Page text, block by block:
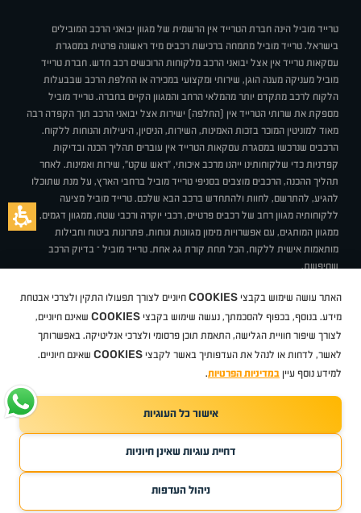
חפשו עבורי קנו ממני
טרייד מוביל הינה חברת הטרייד אין הרשמית של מגוון יבואני הרכב המובילים
בישראל. טרייד מוביל מתמחה ברכישת רכבים מיד ראשונה פרטית במסגרת
עסקאות טרייד אין אצל יבואני הרכב מלקוחות הרוכשים רכב חדש. חברת טרייד
מוביל מעניקה מענה הוגן, שירותי ומקצועי במכירה או החלפת הרכב שבבעלות
הלקוח לרכב מתקדם יותר מהמלאי הרחב והמגוון הקיים בחברה. טרייד מוביל
מספקת את שרותי הטרייד אין (החלפה) ישירות אצל יבואני הרכב תוך הקפדה רבה
מאוד למוניטין המוכר בזכות האמינות, השירות, הניסיון, היעילות והנוחות ללקוח.
הרכבים שנרכשו במסגרת עסקאות הטרייד אין עוברים תהליך הכנה ובדיקות
קפדניות כדי שלקוחותינו ייהנו מרכב איכותי, "ראש שקט", שירות ואמינות. לאחר
תהליך ההכנה, הרכבים מוצבים בסניפי טרייד מוביל ברחבי הארץ, על מנת שתוכלו
להגיע, להתרשם, לחוות ולהתחדש ברכב הבא שלכם. טרייד מוביל מציעה
ללקוחותיה מגוון רחב של רכבים פרטיים, רכבי יוקרה ורכבי שטח, ממגוון דגמים,
ממגוון המותגים, עם אפשרויות מימון מגוונות ונוחות, פתרונות ביטוח וחבילות
מותאמות אישית ללקוח, הכל תחת קורת גג אחת. טרייד מוביל – בדיוק הרכב
שחיפשת.
תקנוןBUY BACKמבצעיםמגזין טרייד מובילאיך זה עובד? דרושים
ניהול העדפות עוגיות
סיטרואן אופלפיג'וMG
Geelyמזדהבי ווי דיצ'רי טסלהניסאןטויוטהדאצ'יהפולקסווגןטסלה
ב מ וולקסוסאאודיסקודהיונדאירנושברולט
TradeMobile instagram
TradeMobile facebook
כל הזכויות שמורות טרייד מוביל2026
האתר עושה שימוש בקבצי COOKIES חיוניים לצורך תפעולו התקין ולצרכי אבטחת
מידע. בנוסף, בכפוף להסכמתך, נעשה שימוש בקבצי COOKIES שאינם חיוניים,
לצורך שיפור חוויית הגלישה, התאמת תוכן פרסומי ולצרכי אנליטיקה. באפשרותך
לאשר, לדחות או לנהל את העדפותיך באשר לקבצי COOKIES שאינם חיוניים.
למידע נוסף עיין במדיניות הפרטיות.
אישור כל העוגיות
דחיית עוגיות שאינן חיוניות
ניהול העדפות